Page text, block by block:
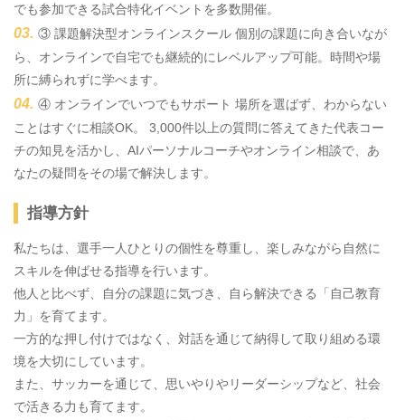
でも参加できる試合特化イベントを多数開催。
③ 課題解決型オンラインスクール 個別の課題に向き合いなが
ら、オンラインで自宅でも継続的にレベルアップ可能。時間や場
所に縛られずに学べます。
④ オンラインでいつでもサポート 場所を選ばず、わからない
ことはすぐに相談OK。 3,000件以上の質問に答えてきた代表コー
チの知見を活かし、AIパーソナルコーチやオンライン相談で、あ
なたの疑問をその場で解決します。
指導方針
私たちは、選手一人ひとりの個性を尊重し、楽しみながら自然に
スキルを伸ばせる指導を行います。
他人と比べず、自分の課題に気づき、自ら解決できる「自己教育
力」を育てます。
一方的な押し付けではなく、対話を通じて納得して取り組める環
境を大切にしています。
また、サッカーを通じて、思いやりやリーダーシップなど、社会
で活きる力も育てます。